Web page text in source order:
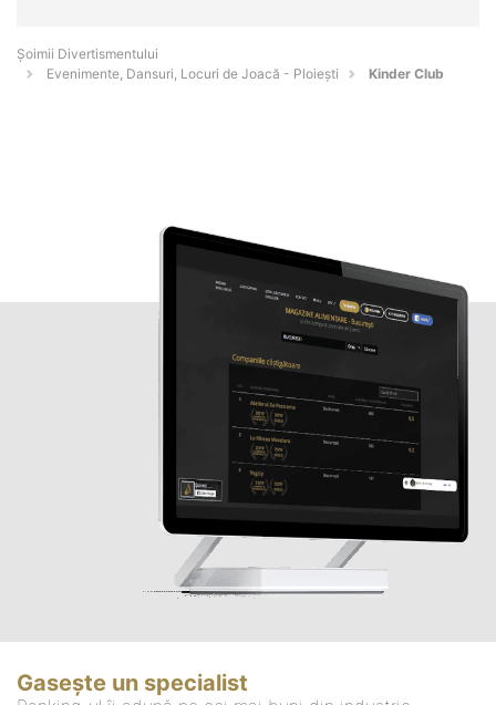
Şoimii Divertismentului
Evenimente, Dansuri, Locuri de Joacă - Ploieşti
Kinder Club
Gasește un specialist